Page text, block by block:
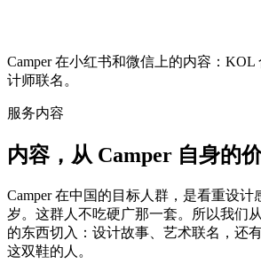
Camper 在小红书和微信上的内容：
计师联名。
服务内容
内容，从 Camper 自身的价
Camper 在中国的目标人群，是看重设计
岁。这群人不吃硬广那一套。所以我们
的东西切入：设计故事、艺术联名，还
这双鞋的人。